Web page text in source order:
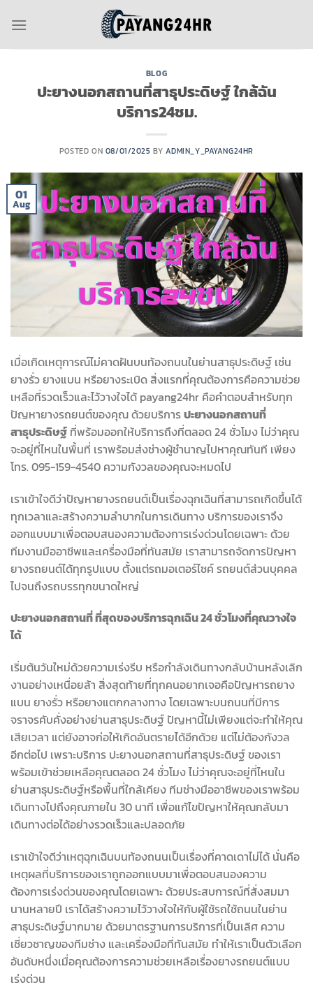
BLOG
ปะยางนอกสถานที่สาธุประดิษฐ์ ใกล้ฉัน
บริการ24ชม.
POSTED ON 08/01/2025 BY ADMIN_Y_PAYANG24HR
01
Aug
เมื่อเกิดเหตุการณ์ไม่คาดฝันบนท้องถนนในย่านสาธุประดิษฐ์ เช่น
ยางรั่ว ยางแบน หรือยางระเบิด สิ่งแรกที่คุณต้องการคือความช่วย
เหลือที่รวดเร็วและไว้วางใจได้ payang24hr คือคำตอบสำหรับทุก
ปัญหายางรถยนต์ของคุณ ด้วยบริการปะยางนอกสถานที่
สาธุประดิษฐ์ ที่พร้อมออกให้บริการถึงที่ตลอด 24 ชั่วโมง ไม่ว่าคุณ
จะอยู่ที่ไหนในพื้นที่ เราพร้อมส่งช่างผู้ชำนาญไปหาคุณทันที เพียง
โทร. 095-159-4540 ความกังวลของคุณจะหมดไป
เราเข้าใจดีว่าปัญหายางรถยนต์เป็นเรื่องฉุกเฉินที่สามารถเกิดขึ้นได้
ทุกเวลาและสร้างความลำบากในการเดินทาง บริการของเราจึง
ออกแบบมาเพื่อตอบสนองความต้องการเร่งด่วนโดยเฉพาะ ด้วย
ทีมงานมืออาชีพและเครื่องมือที่ทันสมัย เราสามารถจัดการปัญหา
ยางรถยนต์ได้ทุกรูปแบบ ตั้งแต่รถมอเตอร์ไซค์ รถยนต์ส่วนบุคคล
ไปจนถึงรถบรรทุกขนาดใหญ่
ปะยางนอกสถานที่ ที่สุดของบริการฉุกเฉิน 24 ชั่วโมงที่คุณวางใจ
ได้
เริ่มต้นวันใหม่ด้วยความเร่งรีบ หรือกำลังเดินทางกลับบ้านหลังเลิก
งานอย่างเหนื่อยล้า สิ่งสุดท้ายที่ทุกคนอยากเจอคือปัญหารถยาง
แบน ยางรั่ว หรือยางแตกกลางทาง โดยเฉพาะบนถนนที่มีการ
จราจรคับคั่งอย่างย่านสาธุประดิษฐ์ ปัญหานี้ไม่เพียงแต่จะทำให้คุณ
เสียเวลา แต่ยังอาจก่อให้เกิดอันตรายได้อีกด้วย แต่ไม่ต้องกังวล
อีกต่อไป เพราะบริการ ปะยางนอกสถานที่สาธุประดิษฐ์ ของเรา
พร้อมเข้าช่วยเหลือคุณตลอด 24 ชั่วโมง ไม่ว่าคุณจะอยู่ที่ไหนใน
ย่านสาธุประดิษฐ์หรือพื้นที่ใกล้เคียง ทีมช่างมืออาชีพของเราพร้อม
เดินทางไปถึงคุณภายใน 30 นาที เพื่อแก้ไขปัญหาให้คุณกลับมา
เดินทางต่อได้อย่างรวดเร็วและปลอดภัย
เราเข้าใจดีว่าเหตุฉุกเฉินบนท้องถนนเป็นเรื่องที่คาดเดาไม่ได้ นั่นคือ
เหตุผลที่บริการของเราถูกออกแบบมาเพื่อตอบสนองความ
ต้องการเร่งด่วนของคุณโดยเฉพาะ ด้วยประสบการณ์ที่สั่งสมมา
นานหลายปี เราได้สร้างความไว้วางใจให้กับผู้ใช้รถใช้ถนนในย่าน
สาธุประดิษฐ์มากมาย ด้วยมาตรฐานการบริการที่เป็นเลิศ ความ
เชี่ยวชาญของทีมช่าง และเครื่องมือที่ทันสมัย ทำให้เราเป็นตัวเลือก
อันดับหนึ่งเมื่อคุณต้องการความช่วยเหลือเรื่องยางรถยนต์แบบ
เร่งด่วน